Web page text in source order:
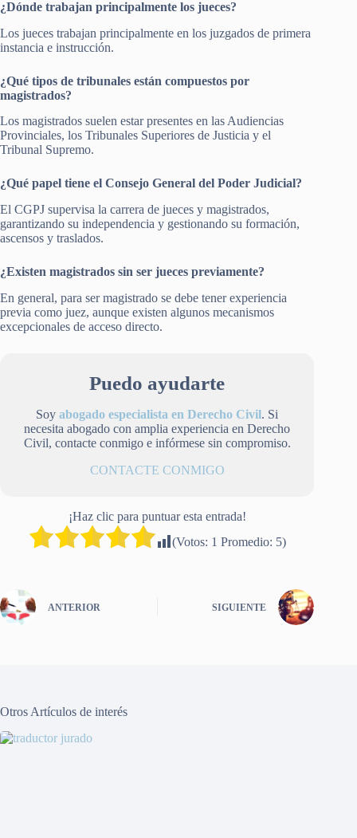
¿Dónde trabajan principalmente los jueces?
Los jueces trabajan principalmente en los juzgados de primera
instancia e instrucción.
¿Qué tipos de tribunales están compuestos por
magistrados?
Los magistrados suelen estar presentes en las Audiencias
Provinciales, los Tribunales Superiores de Justicia y el
Tribunal Supremo.
¿Qué papel tiene el Consejo General del Poder Judicial?
El CGPJ supervisa la carrera de jueces y magistrados,
garantizando su independencia y gestionando su formación,
ascensos y traslados.
¿Existen magistrados sin ser jueces previamente?
En general, para ser magistrado se debe tener experiencia
previa como juez, aunque existen algunos mecanismos
excepcionales de acceso directo.
Puedo ayudarte
Soyabogado especialista en Derecho Civil. Si
necesita abogado con amplia experiencia en Derecho
Civil, contacte conmigo e infórmese sin compromiso.
CONTACTE CONMIGO
¡Haz clic para puntuar esta entrada!
(Votos: 1 Promedio: 5)
ANTERIOR SIGUIENTE
Otros Artículos de interés